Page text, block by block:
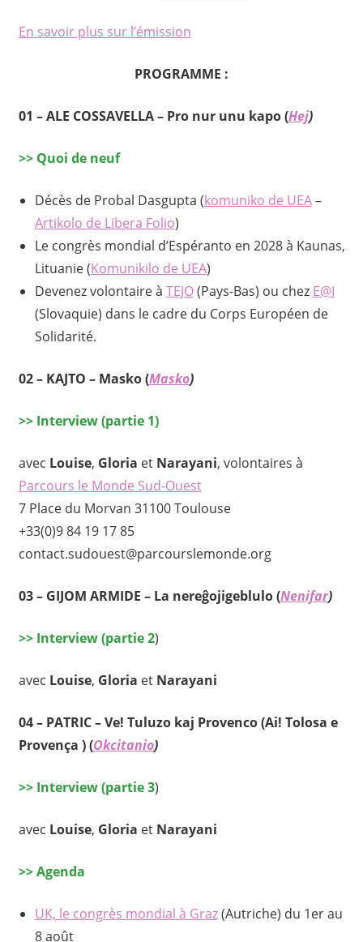
En savoir plus sur l’émission
PROGRAMME :
01 –ALE COSSAVELLA– Pro nur unu kapo(Hej)
>> Quoi de neuf
Décès de Probal Dasgupta (komuniko de UEA–
Artikolo de Libera Folio)
Le congrès mondial d’Espéranto en 2028 à Kaunas,
Lituanie (Komunikilo de UEA)
Devenez volontaire à TEJO(Pays-Bas) ou chez E@I
(Slovaquie) dans le cadre du Corps Européen de
Solidarité.
02 – KAJTO – Masko(Masko)
>> Interview (partie 1)
avec Louise, Gloria et Narayani, volontaires à
Parcours le Monde Sud-Ouest
7 Place du Morvan 31100 Toulouse
+33(0)9 84 19 17 85
contact.sudouest@parcourslemonde.org
03 – GIJOM ARMIDE – La nereĝojigeblulo(Nenifar)
>> Interview (partie 2)
avec Louise, Gloria et Narayani
04 – PATRIC–Ve! Tuluzo kaj Provenco (Ai! Tolosa e
Provença )(Okcitanio)
>> Interview (partie 3)
avec Louise, Gloria et Narayani
>> Agenda
UK, le congrès mondial à Graz(Autriche) du 1er au
8 août